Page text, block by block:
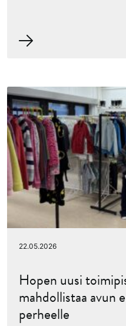
22.05.2026
Hopen uusi
mahdollistaa avun
perheelle